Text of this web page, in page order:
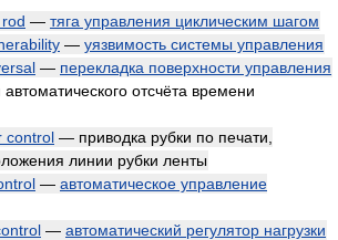
— тяга управления циклическим шагом
— уязвимость системы управления
— перекладка поверхности управления
автоматического отсчёта времени
control — приводка рубки по печати,
линии рубки ленты
— автоматическое управление
— автоматический регулятор нагрузки